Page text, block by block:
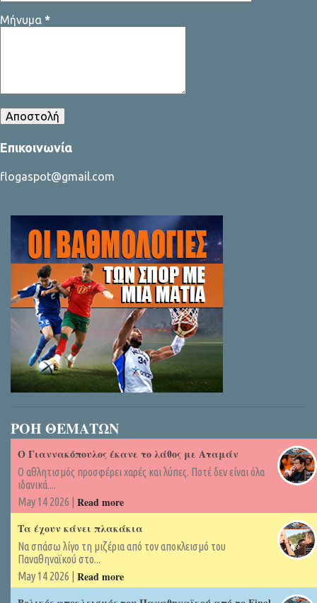
Μήνυμα *
Επικοινωνία
flogaspot@gmail.com
ΡΟΗ ΘΕΜΑΤΩΝ
Ο Γιαννακόπουλος έκανε το λάθος με Αταμάν
Ο αθλητισμός προσφέρει χαρές και λύπες. Ποτέ δεν είναι όλα
ιδανικά....
May 14 2026 | Read more
Τα έχουν κάνει πλακάκια
Να σπάσω λίγο τη μιζέρια από τον αποκλεισμό του
Παναθηναϊκού στο...
May 14 2026 | Read more